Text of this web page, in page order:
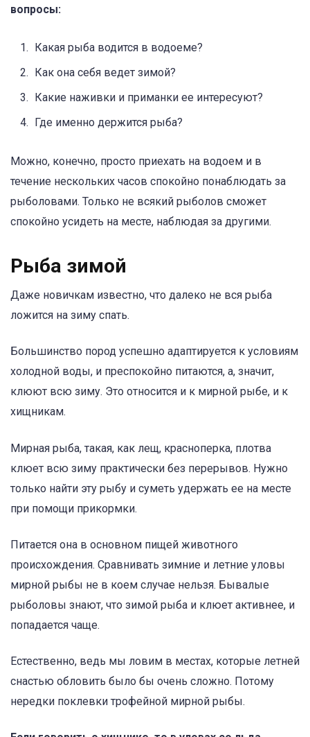
вопросы:
Какая рыба водится в водоеме?
Как она себя ведет зимой?
Какие наживки и приманки ее интересуют?
Где именно держится рыба?
Можно, конечно, просто приехать на водоем и в
течение нескольких часов спокойно понаблюдать за
рыболовами. Только не всякий рыболов сможет
спокойно усидеть на месте, наблюдая за другими.
Рыба зимой
Даже новичкам известно, что далеко не вся рыба
ложится на зиму спать.
Большинство пород успешно адаптируется к условиям
холодной воды, и преспокойно питаются, а, значит,
клюют всю зиму. Это относится и к мирной рыбе, и к
хищникам.
Мирная рыба, такая, как лещ, красноперка, плотва
клюет всю зиму практически без перерывов. Нужно
только найти эту рыбу и суметь удержать ее на месте
при помощи прикормки.
Питается она в основном пищей животного
происхождения. Сравнивать зимние и летние уловы
мирной рыбы не в коем случае нельзя. Бывалые
рыболовы знают, что зимой рыба и клюет активнее, и
попадается чаще.
Естественно, ведь мы ловим в местах, которые летней
снастью обловить было бы очень сложно. Потому
нередки поклевки трофейной мирной рыбы.